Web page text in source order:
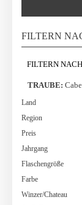
FILTERN
FILTERN
TRAUBE:
Land
Region
Preis
Jahrgang
Flaschengröße
Farbe
Winzer/Chateau